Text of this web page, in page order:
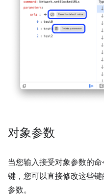
对象参数
当您输入接受对象参数的
键，您可以直接修改这些
参数。